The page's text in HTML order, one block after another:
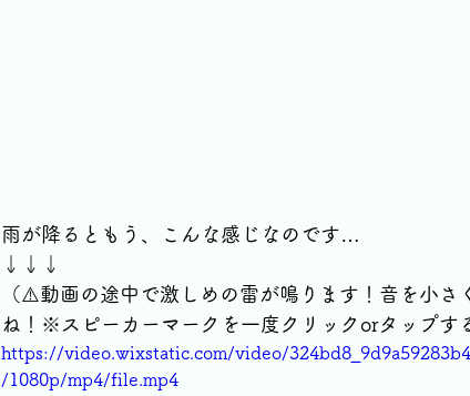
雨が降るともう、こんな感じなのです…
↓↓↓
（⚠️動画の途中で激しめの雷が鳴ります！音を小さ
ね！※スピーカーマークを一度クリックorタップす
https://video.wixstatic.com/video/
/1080p/mp4/file.mp4